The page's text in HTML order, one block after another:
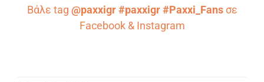
Βάλε tag @paxxigr #paxxigr #Paxxi_Fansσε
Facebook& Instagram